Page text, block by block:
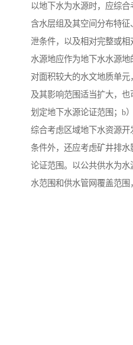
以地下水为水源时，应综
含水层组及其空间分布特
泄条件，以及相对完整或
水源地应作为地下水水源地
对面积较大的水文地质单
及其影响范围适当扩大，
划定地下水源论证范围；b
综合考虑区域地下水资源
条件外，还应考虑矿井排
论证范围。以公共供水为
水范围和供水管网覆盖范围